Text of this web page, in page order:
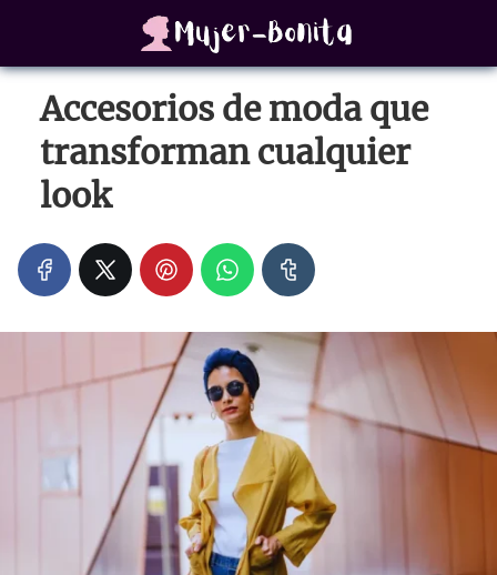
Accesorios de moda que
transforman cualquier
look